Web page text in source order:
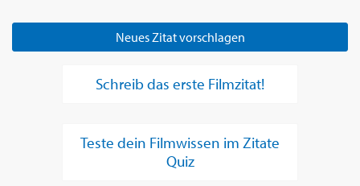
Neues Zitat vorschlagen
Schreib das erste Filmzitat!
Teste dein Filmwissen im Zitate
Quiz